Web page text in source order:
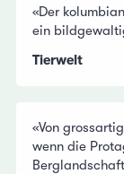
«Der
ein
Tierwelt
«Von
wenn die